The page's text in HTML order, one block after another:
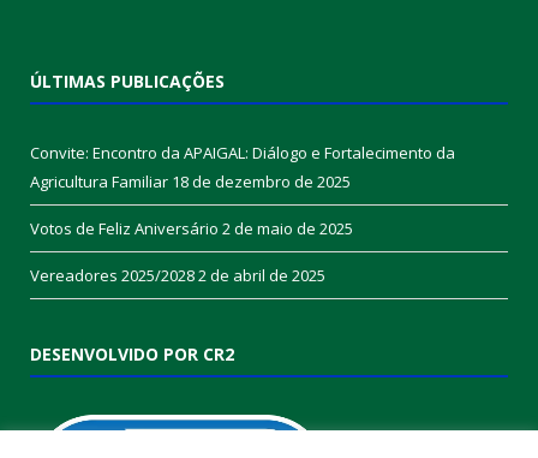
ÚLTIMAS PUBLICAÇÕES
Convite: Encontro da APAIGAL: Diálogo e Fortalecimento da
Agricultura Familiar 18 de dezembro de 2025
Votos de Feliz Aniversário 2 de maio de 2025
Vereadores 2025/20282 de abril de 2025
DESENVOLVIDO POR CR2